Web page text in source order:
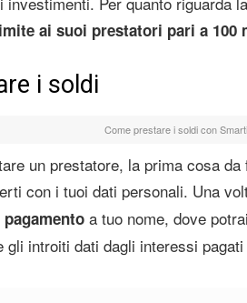
ai suoi prestatori pari a 100
i soldi
Come prestare i soldi con
un prestatore, la prima cosa
con i tuoi dati personali. Una
a tuo nome, dove
gli introiti dati dagli interessi